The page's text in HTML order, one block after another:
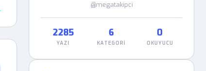
@megatakipci
2285
YAZI
6
KATEGORI
0
OKUYUCU